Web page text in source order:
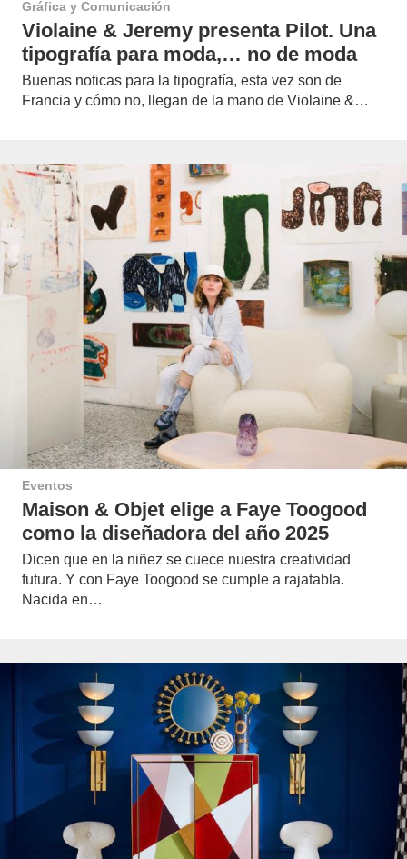
Gráfica y Comunicación
Violaine & Jeremy presenta Pilot. Una
tipografía para moda,… no de moda
Buenas noticas para la tipografía, esta vez son de
Francia y cómo no, llegan de la mano de Violaine &…
Eventos
Maison & Objet elige a Faye Toogood
como la diseñadora del año 2025
Dicen que en la niñez se cuece nuestra creatividad
futura. Y con Faye Toogood se cumple a rajatabla.
Nacida en…